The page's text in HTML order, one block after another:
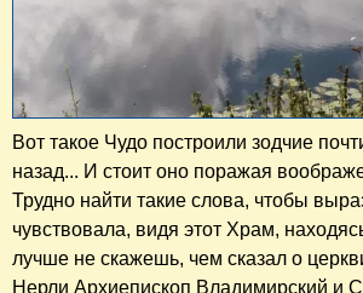
Вот такое Чудо построили зодчие
назад... И стоит оно поражая
Трудно найти такие слова, чтобы
чувствовала, видя этот Храм,
лучше не скажешь, чем сказал о
Нерли Архиепископ Владимирский и